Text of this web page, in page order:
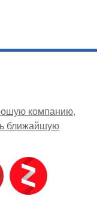
компанию
ближайшую